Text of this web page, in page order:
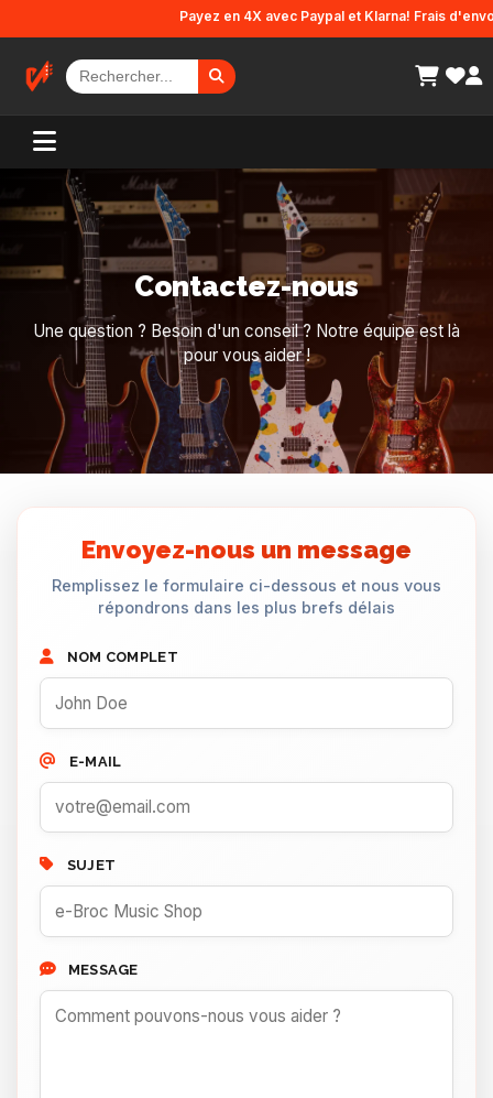
Payez en 4X avec Paypal et Klarna! Frais
Contactez-nous
Une question ? Besoin d'un conseil ? Notre équipe est là
pour vous aider !
Envoyez-nous un message
Remplissez le formulaire ci-dessous et nous vous
répondrons dans les plus brefs délais
NOM COMPLET
E-MAIL
SUJET
MESSAGE
Panneau de gestion des cookies